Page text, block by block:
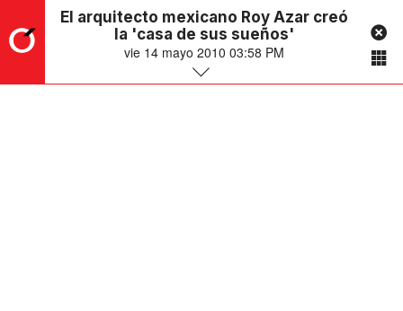
El arquitecto mexicano Roy Azar creó
la 'casa de sus sueños'
vie 14 mayo 2010 03:58 PM